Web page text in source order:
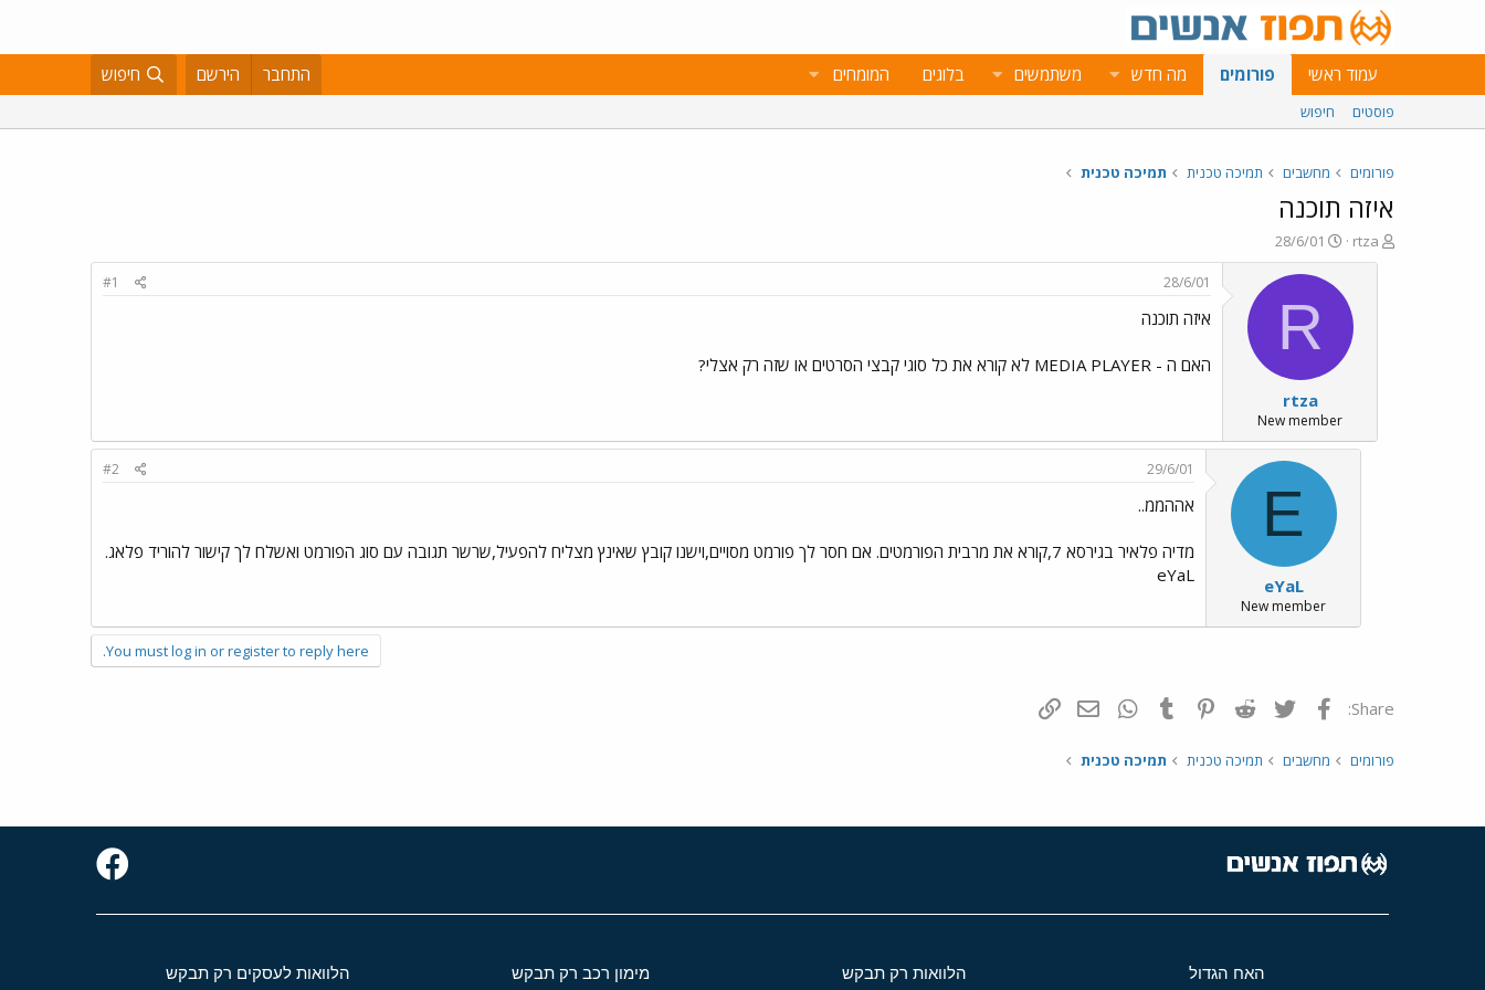
עמוד ראשי פורומים מה חדש משתמשים בלוגים המומחים התחבר הירשם חיפוש
פוסטים חיפוש
פורומים מחשבים תמיכה טכנית תמיכה טכנית
איזה תוכנה
פ
ו
rtza
פ
ו
ר
ם
א
י
ך
28/6/01
R
rtza
New member
28/6/01
#1
איזה תוכנה
האם ה - MEDIA PLAYER לא קורא את כל סוגי קבצי הסרטים או שזה רק אצלי?
E
eYaL
New member
29/6/01
#2
אההממ..
מדיה פלאיר בגירסא 7,קורא את מרבית הפורמטים. אם חסר לך פורמט מסויים,וישנו קובץ שאינץ מצליח להפעיל,שרשר תגובה עם סוג הפורמט ואשלח לך קישור להוריד פלאג.
eYaL
You must log in or register to reply here.
Share: פייסבוק Twitter
Reddit
Pinterest
Tumblr
WhatsAppדואר אלקטרוני
פורומים מחשבים תמיכה טכנית תמיכה טכנית
האח הגדול הלוואות רק תבקש מימון רכב רק תבקש הלוואות לעסקים רק תבקש